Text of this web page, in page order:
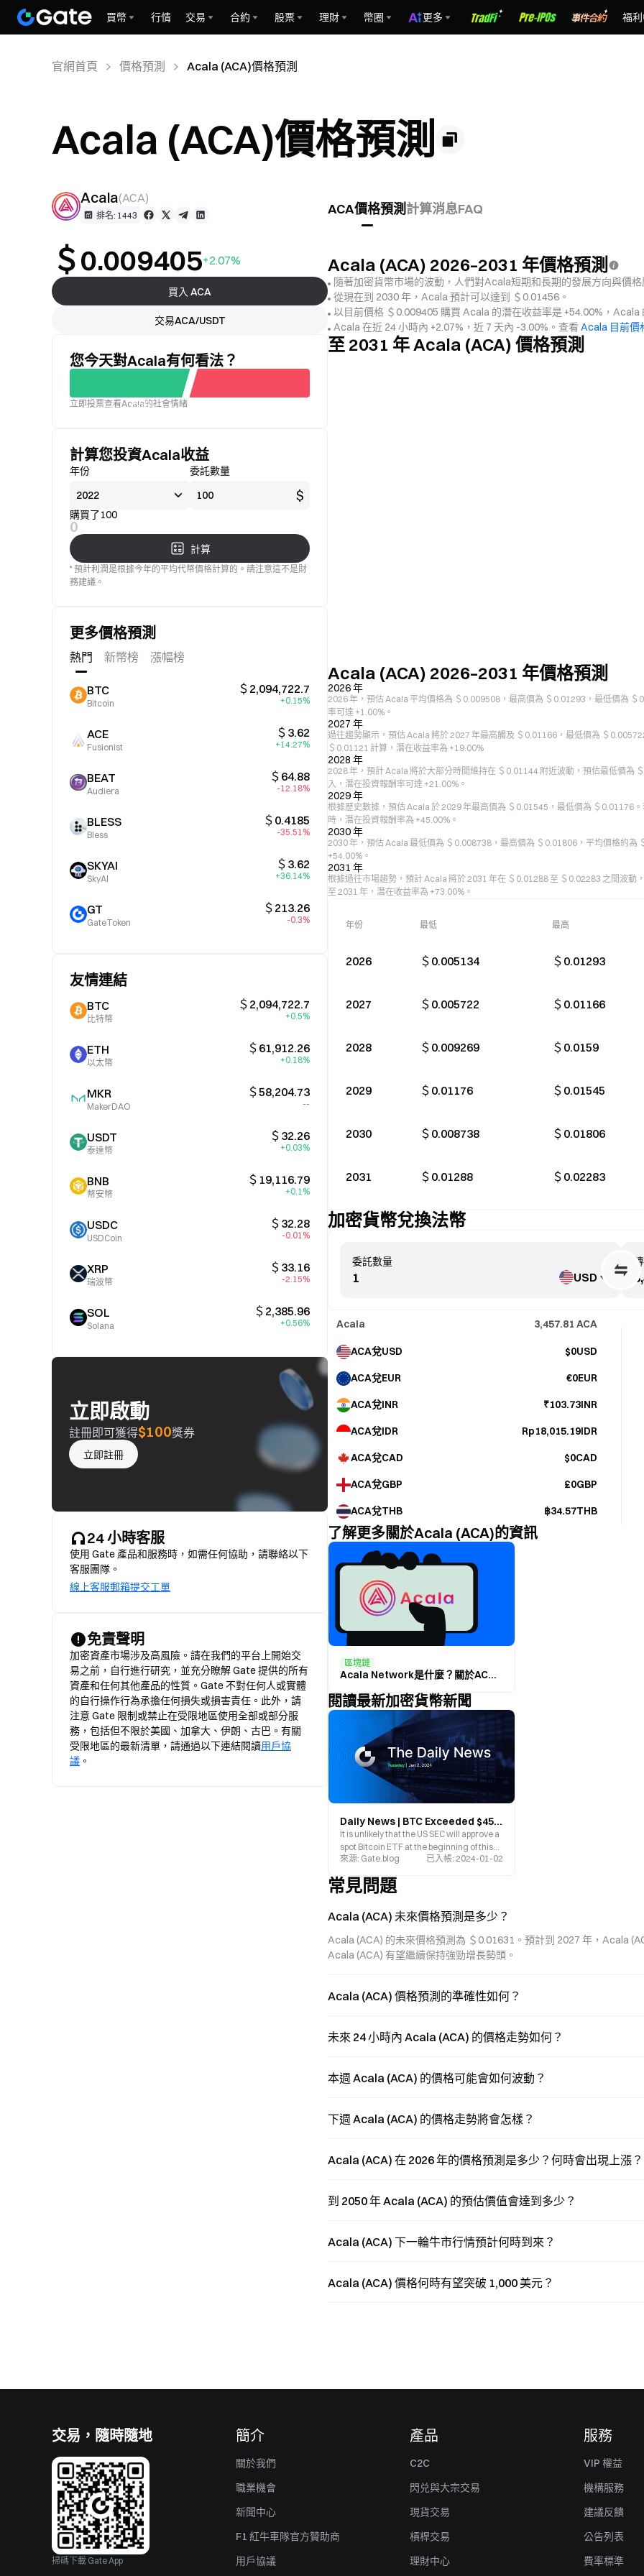
買幣 行情 交易 合約 股票 理財 幣圈 更多 福
官網首頁 價格預測 Acala (ACA)價格預測
Acala (ACA)價格預測
Acala(ACA)
排名: 1443 ACA價格預測計算消息FAQ
＄0.009405+2.07%
買入 ACA
交易ACA/USDT
您今天對Acala有何看法？
標準
不滿
立即投票查看Acala的社會情緒
計算您投資Acala收益
年份 委託數量
$
購買了100
0
計算
* 預計利潤是根據今年的平均代幣價格計算的。請注意這不是財
務建議。
更多價格預測
熱門 新幣榜 漲幅榜
BTC
Bitcoin
＄2,094,722.7
+0.15%
ACE
Fusionist
＄3.62
+14.27%
BEAT
Audiera
＄64.88
-12.18%
BLESS
Bless
＄0.4185
-35.51%
SKYAI
SkyAI
＄3.62
+36.14%
GT
GateToken
＄213.26
-0.3%
友情連結
BTC
比特幣
＄2,094,722.7
+0.5%
ETH
以太幣
＄61,912.26
+0.18%
MKR
MakerDAO
＄58,204.73
--
USDT
泰達幣
＄32.26
+0.03%
BNB
幣安幣
＄19,116.79
+0.1%
USDC
USDCoin
＄32.28
-0.01%
XRP
瑞波幣
＄33.16
-2.15%
SOL
Solana
＄2,385.96
+0.56%
立即啟動
註冊即可獲得$100獎券
立即註冊
24 小時客服
使用 Gate 產品和服務時，如需任何協助，請聯絡以下
客服團隊。
線上客服郵箱提交工單
免責聲明
加密資產市場涉及高風險。請在我們的平台上開始交
易之前，自行進行研究，並充分瞭解 Gate 提供的所有
資產和任何其他產品的性質。Gate 不對任何人或實體
的自行操作行為承擔任何損失或損害責任。此外，請
注意 Gate 限制或禁止在受限地區使用全部或部分服
務，包括但不限於美國、加拿大、伊朗、古巴。有關
受限地區的最新清單，請通過以下連結閱讀用戶協
議 。
Acala (ACA) 2026–2031 年價格預測
隨著加密貨幣市場的波動，人們對Acala短期和長期的發展方向與價
從現在到 2030 年，Acala 預計可以達到 ＄0.01456。
以目前價格 ＄0.009405 購買 Acala 的潛在收益率是 +54.00%，Acala
Acala 在近 24 小時內 +2.07%，近 7 天內 -3.00%。查看 Acala 目前價
至 2031 年 Acala (ACA) 價格預測
Acala (ACA) 2026–2031 年價格預測
2026 年
2026 年，預估 Acala 平均價格為 ＄0.009508，最高價為 ＄0.01293，最低價為
率可達 +1.00%。
2027 年
過往趨勢顯示，預估 Acala 將於 2027 年最高觸及 ＄0.01166，最低價為 ＄
＄0.01121 計算，潛在收益率為 +19.00%
2028 年
2028 年，預計 Acala 將於大部分時間維持在 ＄0.01144 附近波動，預估最低價為
入，潛在投資報酬率可達 +21.00%。
2029 年
根據歷史數據，預估 Acala 於 2029 年最高價為 ＄0.01545，最低價為 ＄0.01176
時，潛在投資報酬率為 +45.00%。
2030 年
2030 年，預估 Acala 最低價為 ＄0.008738，最高價為 ＄0.01806，平均價格約
+54.00%。
2031 年
根據過往市場趨勢，預計 Acala 將於 2031 年在 ＄0.01288 至 ＄0.02283 之間波
至 2031 年，潛在收益率為 +73.00%。
年份 最低 最高
2026 ＄0.005134 ＄0.01293
2027 ＄0.005722 ＄0.01166
2028 ＄0.009269 ＄0.0159
2029 ＄0.01176 ＄0.01545
2030 ＄0.008738 ＄0.01806
2031 ＄0.01288 ＄0.02283
加密貨幣兌換法幣
委託數量
USD
Acala 3,457.81 ACA
ACA兌USD $0USD
ACA兌EUR €0EUR
ACA兌INR ₹103.73INR
ACA兌IDR Rp18,015.19IDR
ACA兌CAD $0CAD
ACA兌GBP £0GBP
ACA兌THB ฿34.57THB
了解更多關於Acala (ACA)的資訊
區塊鏈
Acala Network是什麼？關於ACA，你需要知道的一切
閱讀最新加密貨幣新聞
Daily News | BTC Exceeded $45,000; TRB's Liquidation Volume Was the Highest in the Entire Network; HFT, SUI, ACA and Other Tokens Will Receive Large Unlocks This Week
It is unlikely that the US SEC will approve a
spot Bitcoin ETF at the beginning of this
week, Solana_s new Meme coin LFG
volume was the highest in the entire
來源: Gate.blog 已入帳:2024-01-02
常見問題
Acala (ACA) 未來價格預測是多少？
Acala (ACA) 的未來價格預測為 ＄0.01631。預計到 2027 年，Acala
Acala (ACA) 有望繼續保持強勁增長勢頭。
Acala (ACA) 價格預測的準確性如何？
未來 24 小時內 Acala (ACA) 的價格走勢如何？
本週 Acala (ACA) 的價格可能會如何波動？
下週 Acala (ACA) 的價格走勢將會怎樣？
Acala (ACA) 在 2026 年的價格預測是多少？何時會出現上漲？
到 2050 年 Acala (ACA) 的預估價值會達到多少？
Acala (ACA) 下一輪牛市行情預計何時到來？
Acala (ACA) 價格何時有望突破 1,000 美元？
交易，隨時隨地
掃碼下載 Gate App
簡介
關於我們
職業機會
新聞中心
F1 紅牛車隊官方贊助商
用戶協議
產品
C2C
閃兑與大宗交易
現貨交易
槓桿交易
理財中心
服務
VIP 權益
機構服務
建議反饋
公告列表
費率標準